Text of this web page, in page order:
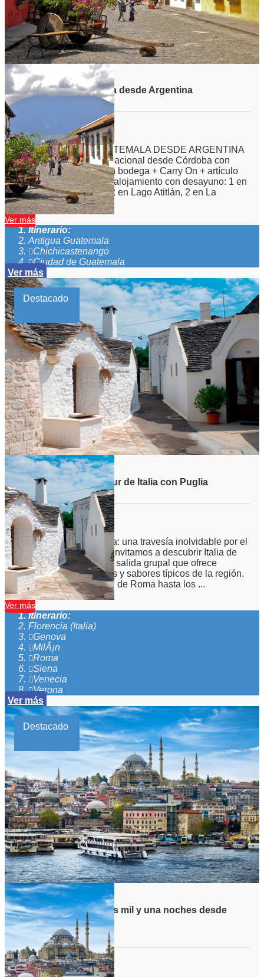
Viaje grupal Guatemala desde Argentina
13Días11Noches
VIAJE GRUPAL A GUATEMALA DESDE ARGENTINA
INCLUYE: -Aéreo internacional desde Córdoba con
Avianca.-01 equipaje en bodega + Carry On + artículo
personal -11 noches de alojamiento con desayuno: 1 en
Ciudad de Guatemala, 2 en Lago Atitlán, 2 en La
Antigua, 1 en Copán,...
Ver más
Itinerario:
Antigua Guatemala
Chichicastenango
Ciudad de Guatemala
Ver más
Destacado
Viaje grupal Sicilia y Sur de Italia con Puglia
Duración:
15Días13Noches
Italia, de Roma a Sicilia: una travesía inolvidable por el
sur del alma italiana Te invitamos a descubrir Italia de
una forma única en esta salida grupal que ofrece
historia, cultura, paisajes y sabores típicos de la región.
Desde la majestuosidad de Roma hasta los ...
Ver más
Itinerario:
Florencia (Italia)
Genova
MilÃ¡n
Roma
Siena
Venecia
Verona
Ver más
Destacado
Viaje grupal Turquia las mil y una noches desde
Cordoba
Duración:
12Días10Noches